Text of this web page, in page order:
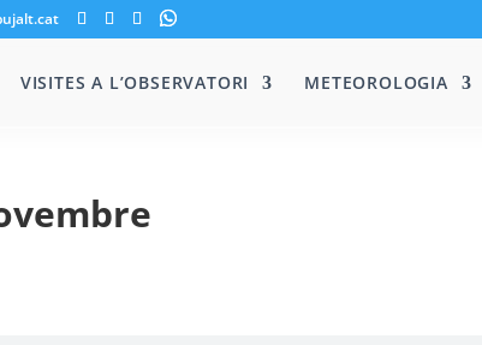
VISITES A L’OBSERVATORI METEOROLOGIA